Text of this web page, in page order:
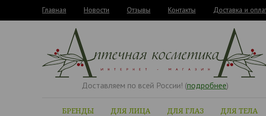
Главная Новости Отзывы Контакты Доставка и
Доставляем по всей России! (подробнее)
БРЕНДЫ ДЛЯ ЛИЦА ДЛЯ ГЛАЗ ДЛЯ ТЕЛА